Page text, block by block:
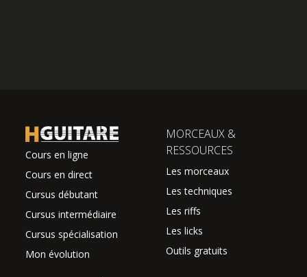
Cours en ligne
Cours en direct
Cursus débutant
Cursus intermédiaire
Cursus spécialisation
Mon évolution
MORCEAUX &
RESSOURCES
Les morceaux
Les techniques
Les riffs
Les licks
Outils gratuits